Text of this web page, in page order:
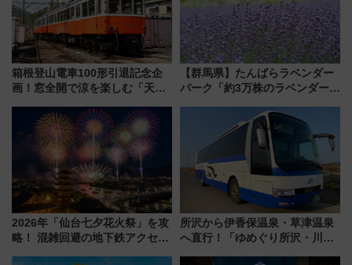
箱根登山電車100形引退記念企
画！窓全開で涼を楽しむ「天然
【群馬県】たんばらラベンダー
パーク「約3万株のラベンダー」
で都心から約1時間半で夏の絶景
2026年「仙台七夕花火祭」を攻
略！ 混雑回避の地下鉄アクセス
所沢から伊香保温泉・草津温泉
へ直行！「ゆめぐり所沢・川越